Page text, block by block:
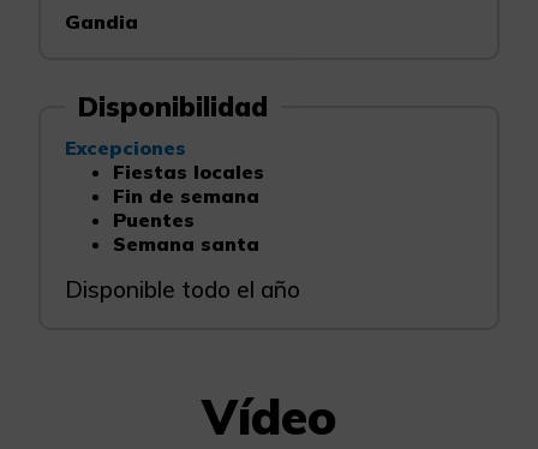
Gandia
Disponibilidad
Excepciones
Fiestas locales
Fin de semana
Puentes
Semana santa
Disponible todo el año
Vídeo